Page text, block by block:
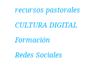
recursos pastorales
CULTURA DIGITAL
Formación
Redes Sociales